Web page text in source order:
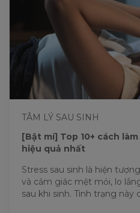
TÂM LÝ SAU SINH
[Bật mí] Top 10+ cách
hiệu quả nhất
Stress sau sinh là hiện
và cảm giác mệt mỏi, lo
sau khi sinh. Tình trạng này